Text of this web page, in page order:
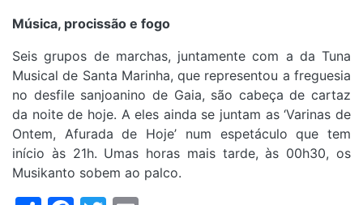
Música, procissão e fogo
Seis grupos de marchas, juntamente com a da Tuna
Musical de Santa Marinha, que representou a freguesia
no desfile sanjoanino de Gaia, são cabeça de cartaz
da noite de hoje. A eles ainda se juntam as ‘Varinas de
Ontem, Afurada de Hoje’ num espetáculo que tem
início às 21h. Umas horas mais tarde, às 00h30, os
Musikanto sobem ao palco.